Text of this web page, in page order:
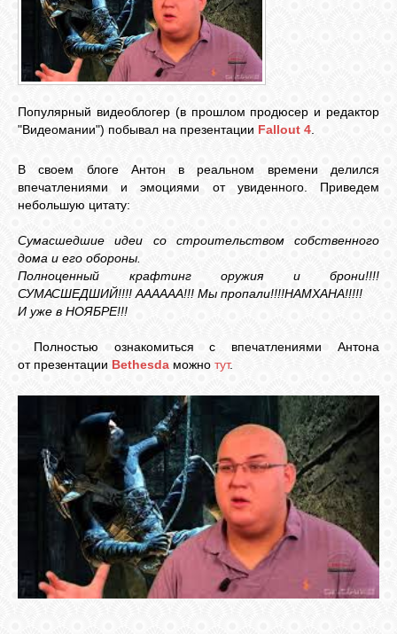
Популярный видеоблогер (в прошлом продюсер и редактор
"Видеомании") побывал на презентации Fallout 4
В своем блоге Антон в реальном времени делился
впечатлениями и эмоциями от увиденного. Приведем
небольшую цитату:
Сумасшедшие идеи со строительством собственного
дома и его обороны.
Полноценный крафтинг оружия и брони!!!!
СУМАСШЕДШИЙ!!!! АААААА!!! Мы пропали!!!!НАМХАНА!!!!!
И уже в НОЯБРЕ!!!
Полностью ознакомиться с впечатлениями Антона
от презентации Bethesda можно тут.